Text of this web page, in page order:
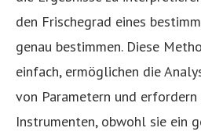
den Frischegrad eines
genau bestimmen. Diese
einfach, ermöglichen die
von Parametern und erfordern
Instrumenten, obwohl sie ein